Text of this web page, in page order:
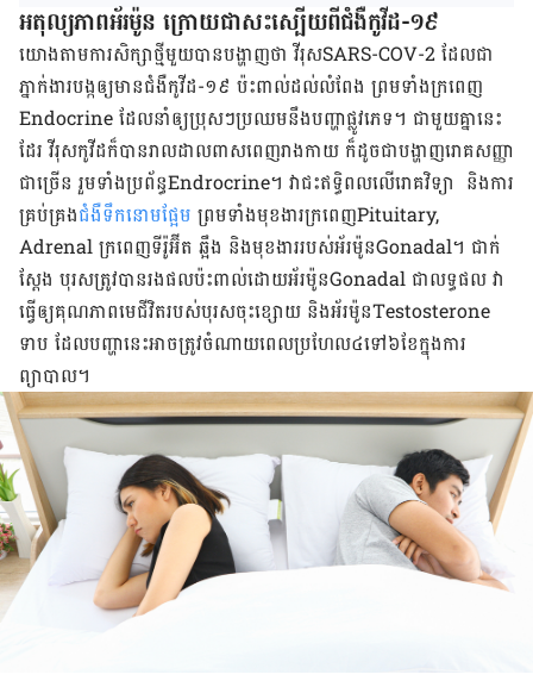
​​​​​​អតុល្យភាព​អ័រម៉ូន​ ក្រោយ​ជា​សះស្បើយ​ពី​ជំងឺ​កូវីដ​-​១៩
យោង​តាម​ការ​សិក្សា​ថ្មី​មួយ​បាន​បង្ហាញ​ថា វីរុស​SARS-COV-2 ដែល​ជា​
ភ្នាក់ងារ​បង្ក​ឲ្យ​មាន​ជំងឺ​កូវីដ​-១៩​​ ប៉ះពាល់​ដល់​លំពែង ព្រម​ទាំង​ក្រពេញ​
Endocrine ដែល​​នាំ​​ឲ្យ​ប្រុស​ៗ​ប្រឈម​នឹង​បញ្ហា​ផ្លូវ​ភេទ​។ ជាមួយ​គ្នា​នេះ​
ដែរ វីរុស​​កូវីដ​ក៏​បាន​រាលដាល​ពាសពេញ​រាងកាយ​ ក៏​ដូចជា​បង្ហាញ​រោគ​សញ្ញា​​
ជា​ច្រើន​ រួម​ទាំង​ប្រព័ន្ធ​Endrocrine។ ​វា​ជះ​ឥទ្ធិពល​លើ​​រោគ​វិទ្យា ​និង​ការ​
គ្រប់គ្រង​ជំងឺ​ទឹក​នោម​ផ្អែម​ ព្រម​ទាំង​​មុខងារ​ក្រពេញ​Pituitary,
Adrenal ក្រពេញ​ទីរ៉ូអ៊ីត ​ឆ្អឹង និង​មុខងារ​របស់​​អ័រម៉ូន​Gonadal។​ ជាក់​
ស្ដែង​ បុរស​ត្រូវ​បាន​​​រង​ផល​ប៉ះពាល់​ដោយ​អ័រម៉ូនGonadal​ ជា​លទ្ធផល វា​
ធ្វើ​ឲ្យ​គុណភាព​មេ​ជីវិត​របស់​បុរស​​ចុះ​ខ្សោយ​ និង​អ័រម៉ូន​Testosterone​
ទាប​ ដែល​បញ្ហា​នេះ​អាច​ត្រូវ​ចំណាយ​ពេល​ប្រហែល​៤​ទៅ​៦​ខែ​ក្នុង​ការ​
ព្យាបាល​។